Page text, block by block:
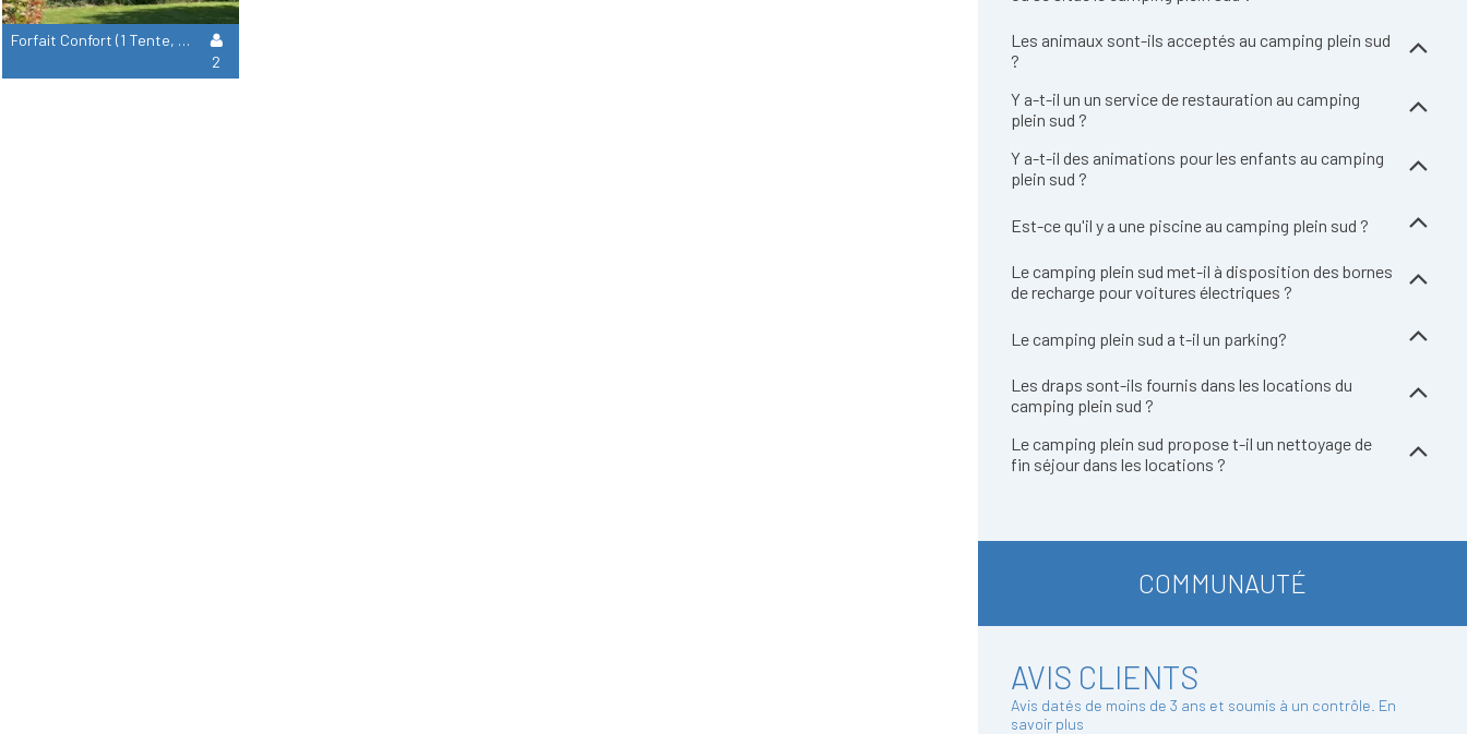
Forfait Confort (1 Tente, Caravane Ou Camping-Car / 1 Voiture / Électricité 10A)
2
Les animaux sont-ils acceptés au camping plein sud
?
Y a-t-il un un service de restauration au camping
plein sud ?
Y a-t-il des animations pour les enfants au camping
plein sud ?
Est-ce qu'il y a une piscine au camping plein sud ?
Le camping plein sud met-il à disposition des bornes
de recharge pour voitures électriques ?
Le camping plein sud a t-il un parking?
Les draps sont-ils fournis dans les locations du
camping plein sud ?
Le camping plein sud propose t-il un nettoyage de
fin séjour dans les locations ?
COMMUNAUTÉ
AVIS CLIENTS
Avis datés de moins de 3 ans et soumis à un contrôle. En
savoir plus